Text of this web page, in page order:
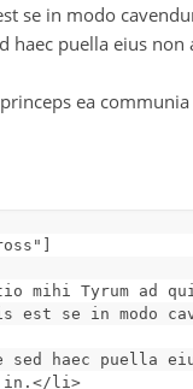
se in modo
haec puella eius non
ea
mihi Tyrum ad
est se in modo
haec puella
in.</li>